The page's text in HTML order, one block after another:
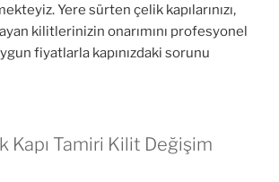
Yere sürten çelik kapılarınızı,
kilitlerinizin onarımını profesyonel
fiyatlarla kapınızdaki sorunu
Kapı Tamiri Kilit Değişim